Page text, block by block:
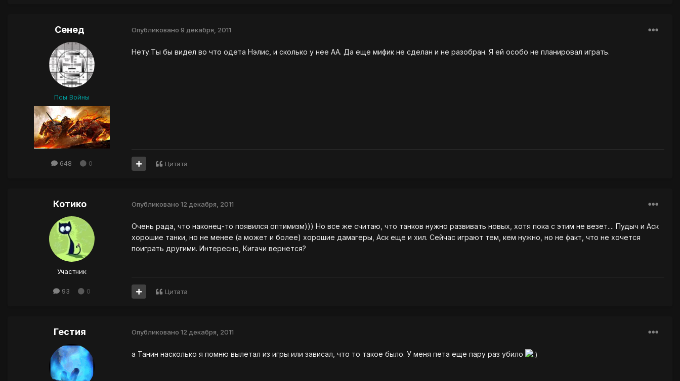
Сенед
Псы Войны
648 0
Опубликовано 9 декабря, 2011
Нету.Ты бы видел во что одета Нэлис, и сколько у нее АА. Да еще мифик не сделан и не разобран. Я ей особо не планировал играть.
Цитата
Котико
Участник
93 0
Опубликовано 12 декабря, 2011
Очень рада, что наконец-то появился оптимизм))) Но все же считаю, что танков нужно развивать новых, хотя пока с этим не везет.... Пудыч и Аск
хорошие танки, но не менее (а может и более) хорошие дамагеры, Аск еще и хил. Сейчас играют тем, кем нужно, но не факт, что не хочется
поиграть другими. Интересно, Кигачи вернется?
Цитата
Гестия Опубликовано 12 декабря, 2011
а Танин насколько я помню вылетал из игры или зависал, что то такое было. У меня пета еще пару раз убило